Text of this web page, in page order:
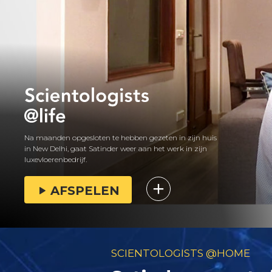
Na maanden opgesloten te hebben gezeten in zijn huis
in New Delhi, gaat Satinder weer aan het werk in zijn
luxevloerenbedrijf.
AFSPELEN
SCIENTOLOGISTS @HOME